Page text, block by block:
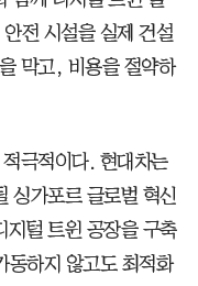
전 시설을 실제 건설
막고, 비용을 절약하
극적이다. 현대차는
싱가포르 글로벌 혁신
지털 트윈 공장을 구축
동하지 않고도 최적화